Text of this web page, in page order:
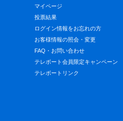
マイページ
投票結果
ログイン情報をお忘れの方
お客様情報の照会・変更
FAQ・お問い合わせ
テレボート会員限定キャンペーン
テレボートリンク